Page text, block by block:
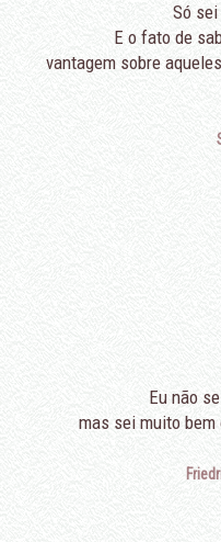
Só
E o fato de
vantagem sobre
Eu não
mas sei muito bem